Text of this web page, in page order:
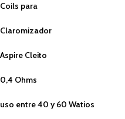
Coils para
Claromizador
Aspire Cleito
0,4 Ohms
uso entre 40 y 60 Watios